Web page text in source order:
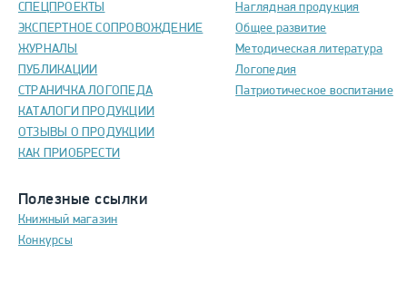
СПЕЦПРОЕКТЫ
ЭКСПЕРТНОЕ СОПРОВОЖДЕНИЕ
ЖУРНАЛЫ
ПУБЛИКАЦИИ
СТРАНИЧКА ЛОГОПЕДА
КАТАЛОГИ ПРОДУКЦИИ
ОТЗЫВЫ О ПРОДУКЦИИ
КАК ПРИОБРЕСТИ
Полезные ссылки
Книжный магазин
Конкурсы
Наглядная продукция
Общее развитие
Методическая литература
Логопедия
Патриотическое воспитание